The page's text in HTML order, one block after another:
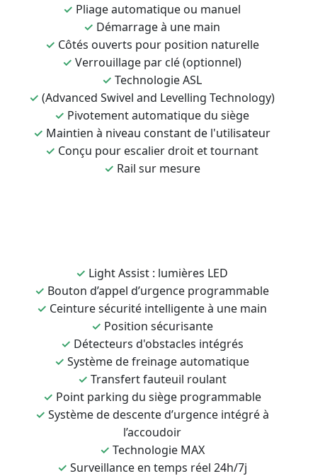
✓ Pliage automatique ou manuel
✓ Démarrage à une main
✓ Côtés ouverts pour position naturelle
✓ Verrouillage par clé (optionnel)
✓ Technologie ASL
✓ (Advanced Swivel and Levelling Technology)
✓ Pivotement automatique du siège
✓ Maintien à niveau constant de l'utilisateur
✓ Conçu pour escalier droit et tournant
✓ Rail sur mesure
✓ Light Assist : lumières LED
✓ Bouton d’appel d’urgence programmable
✓ Ceinture sécurité intelligente à une main
✓ Position sécurisante
✓ Détecteurs d'obstacles intégrés
✓ Système de freinage automatique
✓ Transfert fauteuil roulant
✓ Point parking du siège programmable
✓ Système de descente d’urgence intégré à
l’accoudoir
✓ Technologie MAX
✓ Surveillance en temps réel 24h/7j